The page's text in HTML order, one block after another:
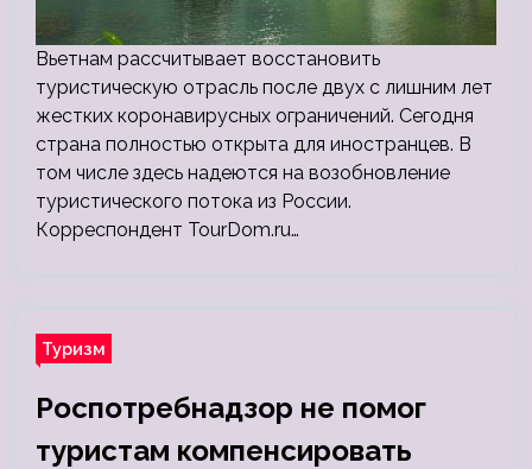
Вьетнам рассчитывает восстановить
туристическую отрасль после двух с лишним лет
жестких коронавирусных ограничений. Сегодня
страна полностью открыта для иностранцев. В
том числе здесь надеются на возобновление
туристического потока из России.
Корреспондент TourDom.ru…
Туризм
Роспотребнадзор не помог
туристам компенсировать